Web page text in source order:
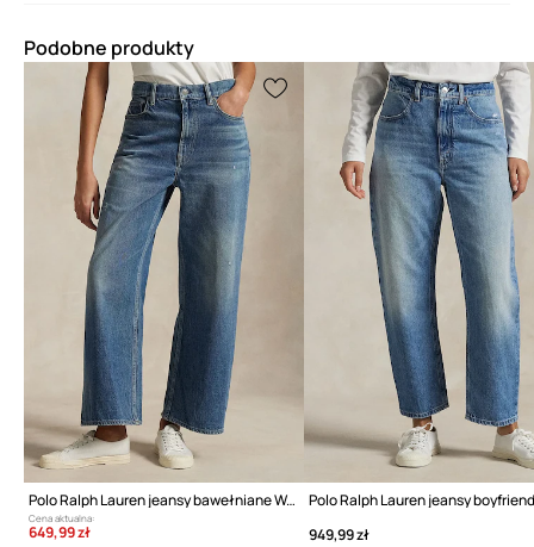
Podobne produkty
Polo Ralph Lauren jeansy bawełniane Wd Lg Crp Ankle Wide
Cena aktualna:
649,99 zł 949,99 zł